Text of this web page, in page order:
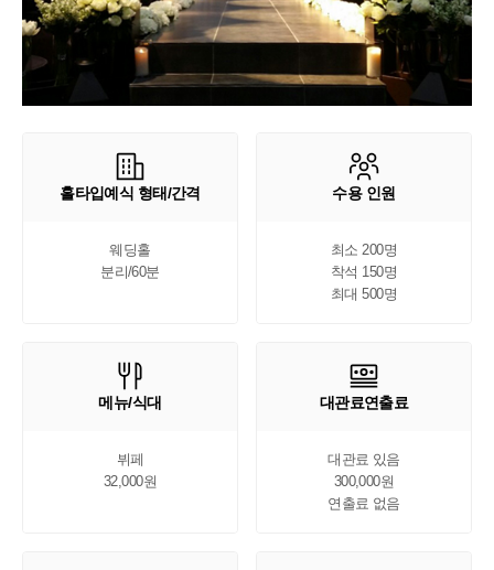
홀타입예식 형태/간격
웨딩홀
분리/60분
수용 인원
최소 200명
착석 150명
최대 500명
메뉴/식대
뷔페
32,000원
대관료연출료
대관료 있음
300,000원
연출료 없음